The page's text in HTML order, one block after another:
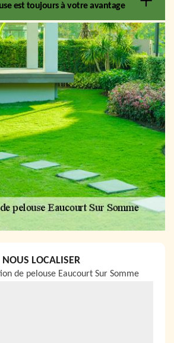
est toujours à votre avantage
NOUS LOCALISER
de pelouse Eaucourt Sur Somme